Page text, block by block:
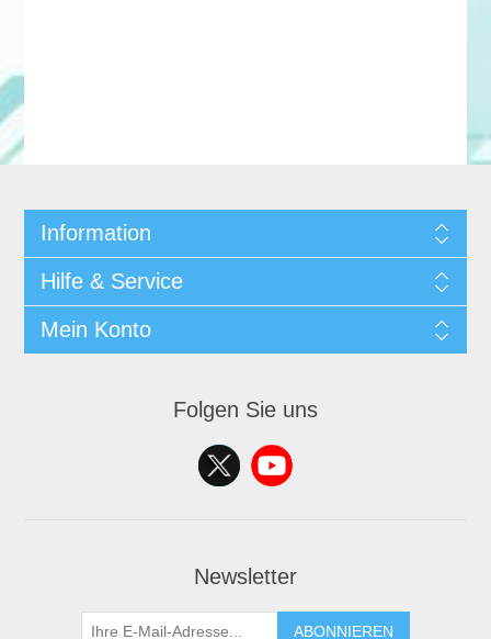
Information
Hilfe & Service
Mein Konto
Folgen Sie uns
Newsletter
ABONNIEREN